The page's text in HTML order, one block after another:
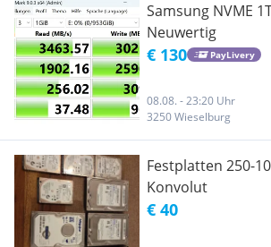
Samsung NVME
Neuwertig
€ 130 PayLivery
08.08. - 23:20 Uhr
3250 Wieselburg
Festplatten 250-
Konvolut
€ 40